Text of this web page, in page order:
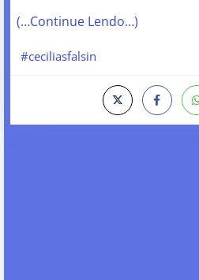
(…Continue Lendo…)
#ceciliasfalsin